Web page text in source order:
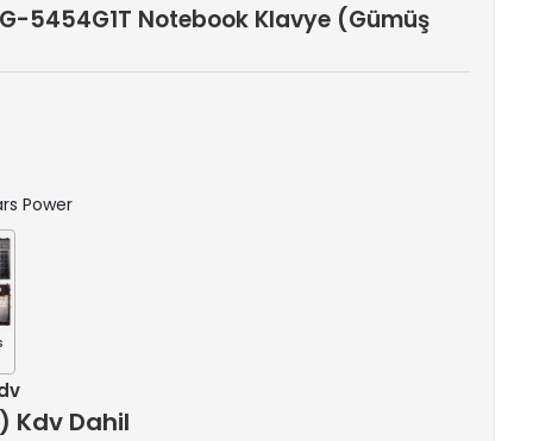
5454G1T Notebook Klavye (Gümüş
Power
Kdv Dahil